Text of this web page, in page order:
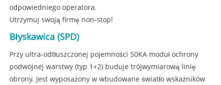
odpowiedniego operatora.
Utrzymuj swoją firmę non-stop!
Błyskawica (SPD)
Przy ultra-odtłuszczonej pojemności 50KA moduł ochrony
podwójnej warstwy (typ 1+2) buduje trójwymiarową linię
obrony. Jest wyposażony w wbudowane światło wskaźników